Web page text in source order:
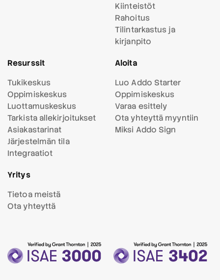
Kiinteistöt
Rahoitus
Tilintarkastus ja
kirjanpito
Resurssit
Tukikeskus
Oppimiskeskus
Luottamuskeskus
Tarkista allekirjoitukset
Asiakastarinat
Järjestelmän tila
Integraatiot
Aloita
Luo Addo Starter
Oppimiskeskus
Varaa esittely
Ota yhteyttä myyntiin
Miksi Addo Sign
Yritys
Tietoa meistä
Ota yhteyttä